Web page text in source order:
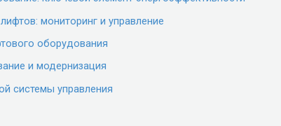
мониторинг и управление
оборудования
и модернизация
системы управления